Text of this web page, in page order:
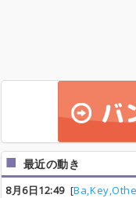
最近の動き
8月6日12:49[